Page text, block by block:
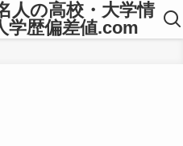
人の高校・大学情
学歴偏差値.com